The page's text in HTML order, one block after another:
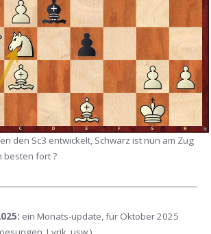
den Sc3 entwickelt, Schwarz ist nun am Zug
besten fort ?
ein Monats-update, für Oktober 2025